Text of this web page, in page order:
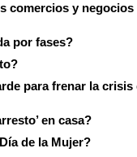
comercios y negocios
por fases?
para frenar la crisis
en casa?
de la Mujer?